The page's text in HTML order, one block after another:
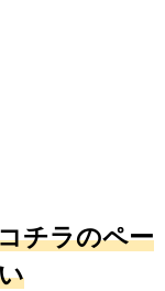
チラのペー